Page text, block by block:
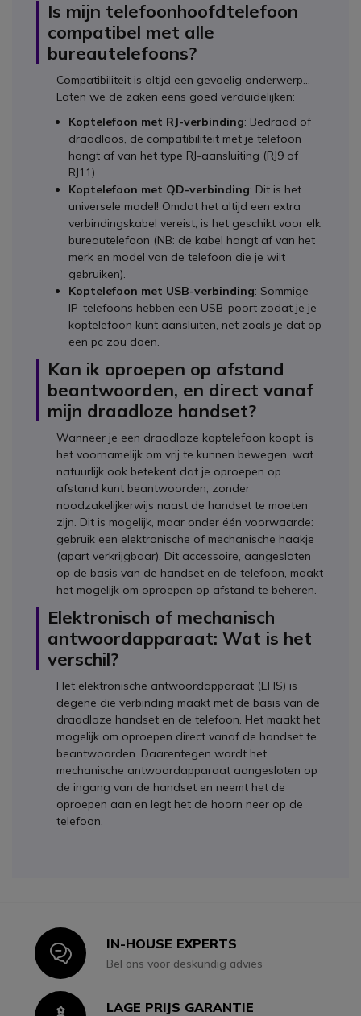
Is mijn telefoonhoofdtelefoon
compatibel met alle
bureautelefoons?
Compatibiliteit is altijd een gevoelig onderwerp…
Laten we de zaken eens goed verduidelijken:
Koptelefoon met RJ-verbinding: Bedraad of
draadloos, de compatibiliteit met je telefoon
hangt af van het type RJ-aansluiting (RJ9 of
RJ11).
Koptelefoon met QD-verbinding: Dit is het
universele model! Omdat het altijd een extra
verbindingskabel vereist, is het geschikt voor elk
bureautelefoon (NB: de kabel hangt af van het
merk en model van de telefoon die je wilt
gebruiken).
Koptelefoon met USB-verbinding: Sommige
IP-telefoons hebben een USB-poort zodat je je
koptelefoon kunt aansluiten, net zoals je dat op
een pc zou doen.
Kan ik oproepen op afstand
beantwoorden, en direct vanaf
mijn draadloze handset?
Wanneer je een draadloze koptelefoon koopt, is
het voornamelijk om vrij te kunnen bewegen, wat
natuurlijk ook betekent dat je oproepen op
afstand kunt beantwoorden, zonder
noodzakelijkerwijs naast de handset te moeten
zijn. Dit is mogelijk, maar onder één voorwaarde:
gebruik een elektronische of mechanische haakje
(apart verkrijgbaar). Dit accessoire, aangesloten
op de basis van de handset en de telefoon, maakt
het mogelijk om oproepen op afstand te beheren.
Elektronisch of mechanisch
antwoordapparaat: Wat is het
verschil?
Het elektronische antwoordapparaat (EHS) is
degene die verbinding maakt met de basis van de
draadloze handset en de telefoon. Het maakt het
mogelijk om oproepen direct vanaf de handset te
beantwoorden. Daarentegen wordt het
mechanische antwoordapparaat aangesloten op
de ingang van de handset en neemt het de
oproepen aan en legt het de hoorn neer op de
telefoon.
IconIN-HOUSE EXPERTS
Bel ons voor deskundig advies
LAGE PRIJS GARANTIE